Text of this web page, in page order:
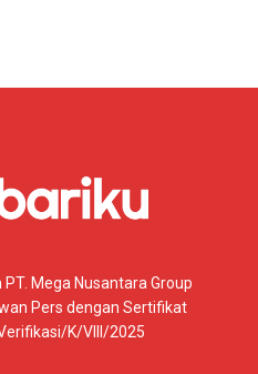
Mega Nusantara Group
Pers dengan Sertifikat
K/VIII/2025